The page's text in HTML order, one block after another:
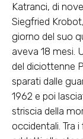
Katranci, di
Siegfried
giorno del suo
aveva 18 mesi.
del diciottenne
sparati dalle
1962 e poi
striscia della
occidentali. Tra